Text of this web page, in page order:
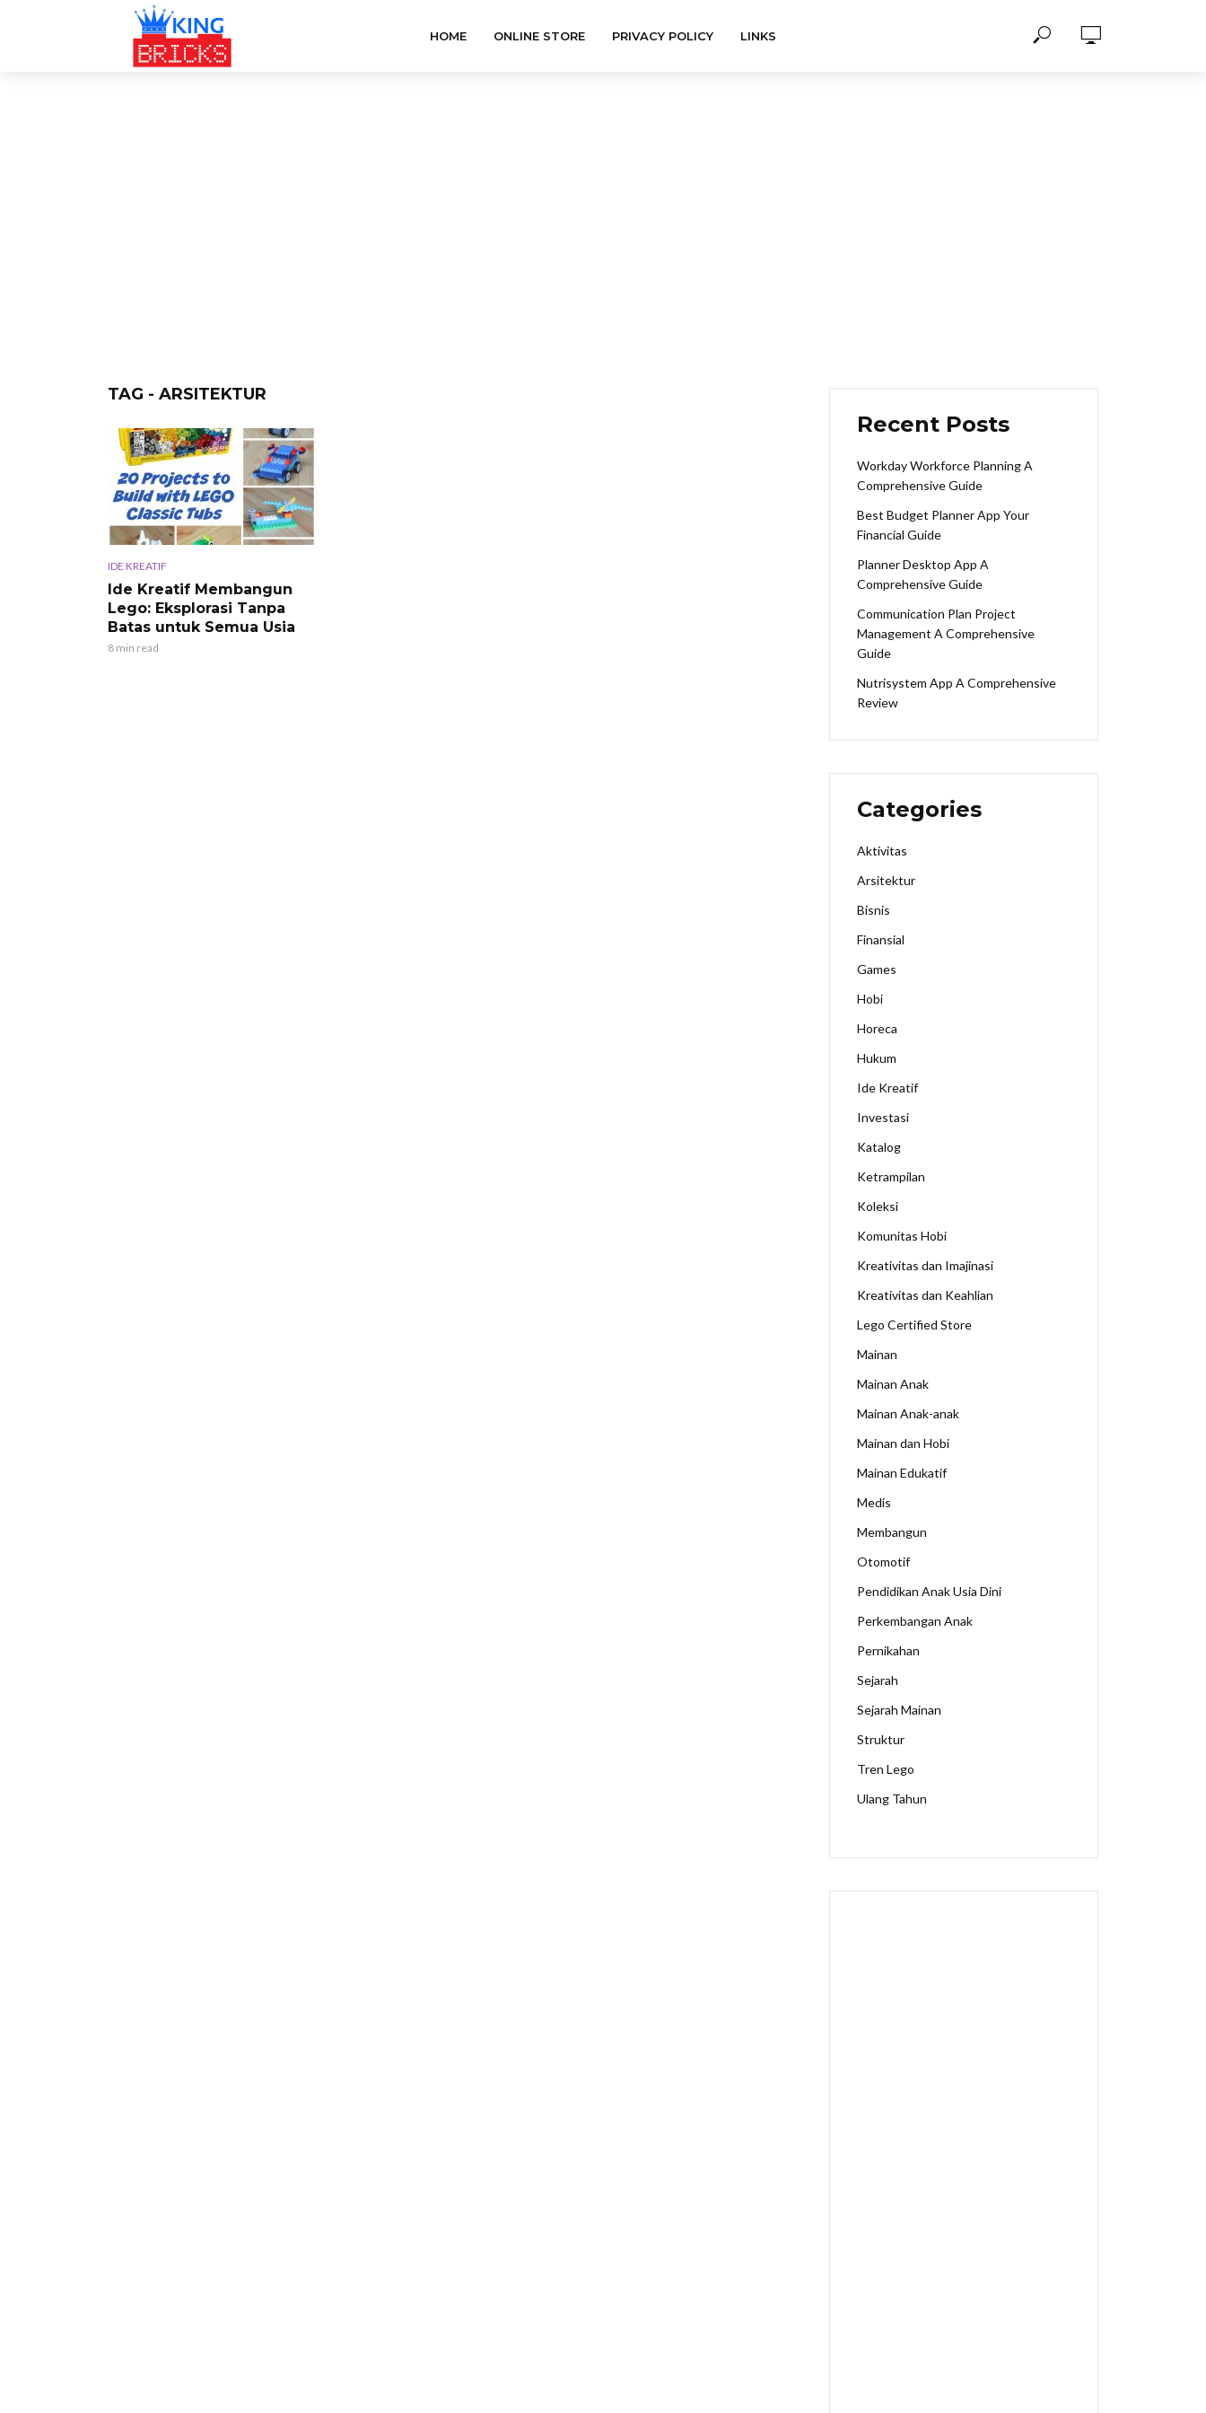
HOME ONLINE STORE PRIVACY POLICY LINKS
TAG - ARSITEKTUR
IDE KREATIF
Ide Kreatif Membangun
Lego: Eksplorasi Tanpa
Batas untuk Semua Usia
8 min read
Recent Posts
Workday Workforce Planning A
Comprehensive Guide
Best Budget Planner App Your
Financial Guide
Planner Desktop App A
Comprehensive Guide
Communication Plan Project
Management A Comprehensive
Guide
Nutrisystem App A Comprehensive
Review
Categories
Aktivitas
Arsitektur
Bisnis
Finansial
Games
Hobi
Horeca
Hukum
Ide Kreatif
Investasi
Katalog
Ketrampilan
Koleksi
Komunitas Hobi
Kreativitas dan Imajinasi
Kreativitas dan Keahlian
Lego Certified Store
Mainan
Mainan Anak
Mainan Anak-anak
Mainan dan Hobi
Mainan Edukatif
Medis
Membangun
Otomotif
Pendidikan Anak Usia Dini
Perkembangan Anak
Pernikahan
Sejarah
Sejarah Mainan
Struktur
Tren Lego
Ulang Tahun